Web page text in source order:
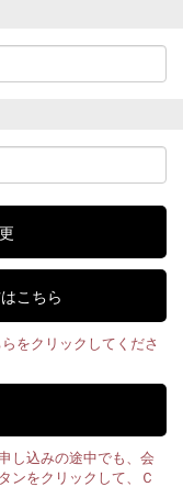
をクリックしてくださ
し込みの途中でも、会
ンをクリックして、Ｃ